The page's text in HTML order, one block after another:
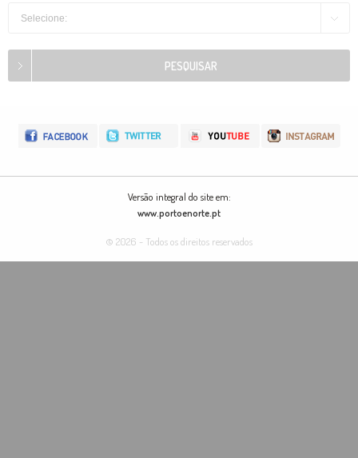
Selecione:
Versão integral do site em:
www.portoenorte.pt
© 2026 - Todos os direitos reservados